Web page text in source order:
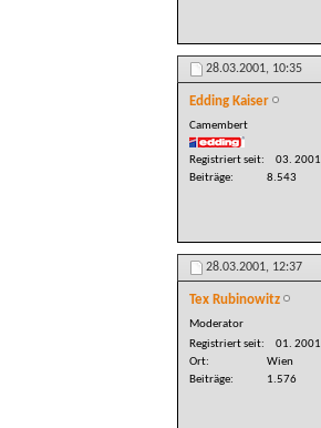
28.03.2001, 10:35
Edding Kaiser
Camembert
Registriert seit
03. 2001
Beiträge
8.543
28.03.2001, 12:37
Tex Rubinowitz
Moderator
Registriert seit
01. 2001
Ort
Wien
Beiträge
1.576